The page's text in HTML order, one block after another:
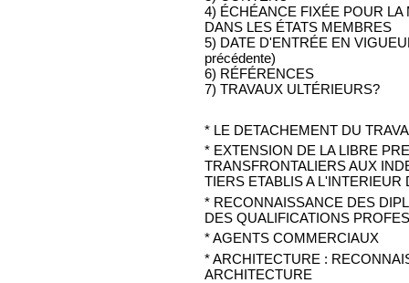
4) ÉCHÉANCE FIXÉE POUR
DANS LES ÉTATS MEMBRES
5) DATE D'ENTRÉE EN
précédente)
6) RÉFÉRENCES
7) TRAVAUX ULTÉRIEURS?
* LE DETACHEMENT DU
* EXTENSION DE LA LIBRE
TRANSFRONTALIERS AUX
TIERS ETABLIS A
* RECONNAISSANCE DES
DES QUALIFICATIONS
* AGENTS COMMERCIAUX
* ARCHITECTURE :
ARCHITECTURE